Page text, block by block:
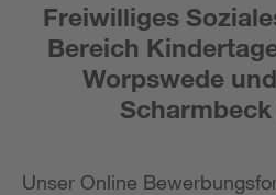
Freiwilliges
Bereich
Worpswede
Unser Online